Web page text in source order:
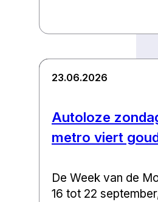
Autoloze
metro viert
23.06.2026
De Week van de
16 tot 22